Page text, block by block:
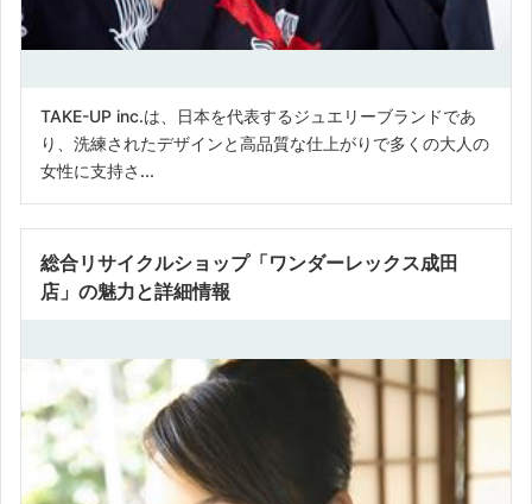
TAKE-UP inc.は、日本を代表するジュエリーブランドであ
り、洗練されたデザインと高品質な仕上がりで多くの大人の
女性に支持さ...
総合リサイクルショップ「ワンダーレックス成田
店」の魅力と詳細情報